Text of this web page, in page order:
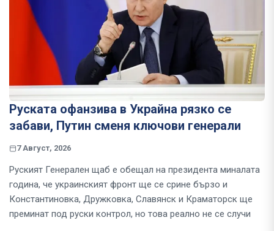
Руската офанзива в Украйна рязко се
забави, Путин сменя ключови генерали
7 Август, 2026
Руският Генерален щаб е обещал на президента миналата
година, че украинският фронт ще се срине бързо и
Константиновка, Дружковка, Славянск и Краматорск ще
преминат под руски контрол, но това реално не се случи